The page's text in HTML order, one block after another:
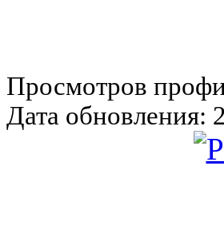
Просмотров
Дата обновления: